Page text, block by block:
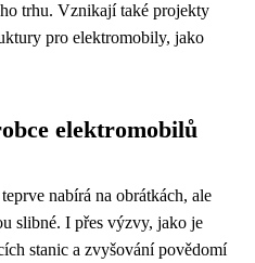
trhu. Vznikají také projekty
pro elektromobily, jako
elektromobilů
nabírá na obrátkách, ale
slibné. I přes výzvy, jako je
stanic a zvyšování povědomí